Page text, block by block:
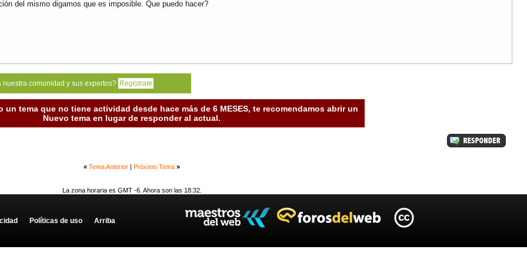
del mismo digamos que es imposible. Que puedo hacer?
comunidad y sus expertos? Registrate
tema que no tiene actividad desde hace más de 6 MESES, te recomendamos abrir un
Nuevo tema en lugar de responder al actual.
« Tema Anterior Próximo Tema »
La zona horaria es GMT -6. Ahora son las 18:32.
- Políticas de uso - Arriba